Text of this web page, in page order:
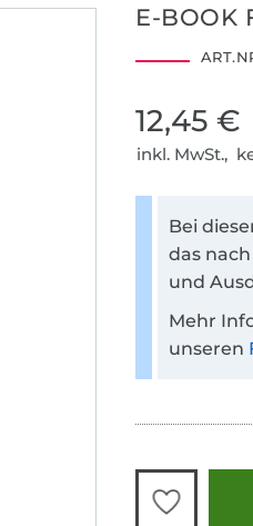
E-BOOK
12,45 €
inkl. MwSt.,
Bei
das
und
Mehr
unseren